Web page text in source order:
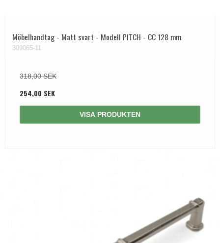
Möbelhandtag - Matt svart - Modell PITCH - CC 128 mm
309065-11
318,00 SEK
254,00 SEK
VISA PRODUKTEN